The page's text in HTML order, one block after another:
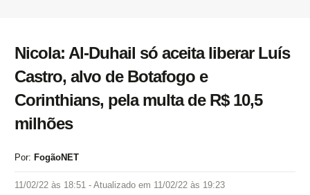
Nicola: Al-Duhail só aceita liberar Luís
Castro, alvo de Botafogo e
Corinthians, pela multa de R$ 10,5
milhões
Por: FogãoNET
11/02/22 às 18:51 - Atualizado em 11/02/22 às 19:23